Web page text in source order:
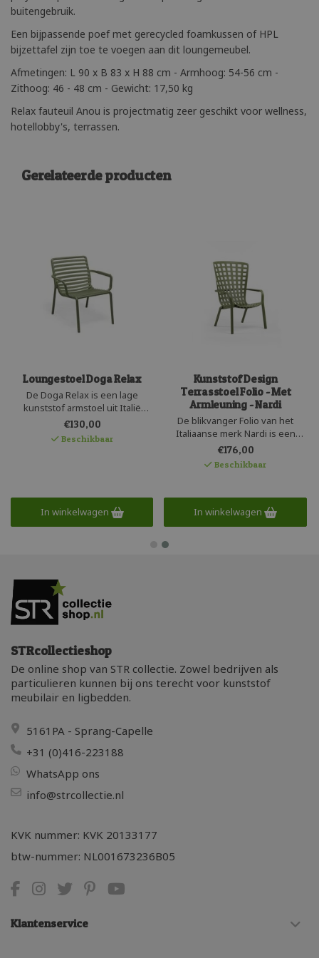
buitengebruik.
Een bijpassende poef met gerecycled foamkussen of HPL
bijzettafel zijn toe te voegen aan dit loungemeubel.
Afmetingen: L 90 x B 83 x H 88 cm - Armhoog: 54-56 cm -
Zithoog: 46 - 48 cm - Gewicht: 17,50 kg
Relax fauteuil Anou is projectmatig zeer geschikt voor wellness,
hotellobby's, terrassen.
Gerelateerde producten
Loungestoel Doga Relax
De Doga Relax is een lage
kunststof armstoel uit Italië
comfortabel buitengebruik. Het
sterke kunststof heeft een
onderhoudsvriendelijk en
duurzaam
€130,00
Beschikbaar
In winkelwagen
Kunststof Design
Terrasstoel Folio - Met
Armleuning - Nardi
De blikvanger Folio van het
Italiaanse merk Nardi is een
prachtige kunststof loungestoel.
De relax fauteuil heeft 2 comfort-
standen en is gemaakt van sterk
met glasvezel. De Folio
loungestoel is duurzaam en
€176,00
Beschikbaar
In winkelwagen
STRcollectieshop
De online shop van STR collectie. Zowel bedrijven als
particulieren kunnen bij ons terecht voor kunststof
meubilair en ligbedden.
5161PA - Sprang-Capelle
+31 (0)416-223188
WhatsApp ons
info@strcollectie.nl
KVK nummer: KVK 20133177
btw-nummer: NL001673236B05
Klantenservice